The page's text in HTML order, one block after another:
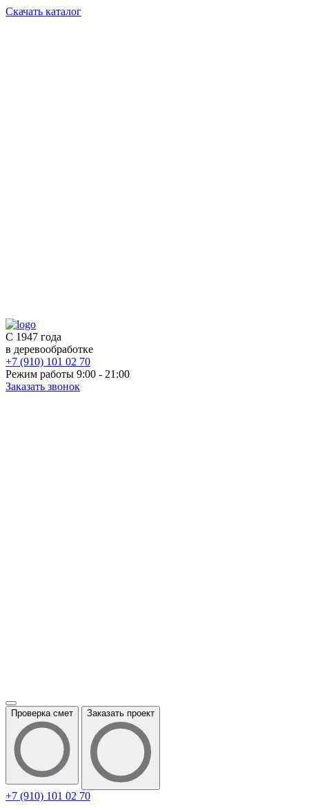
Скачать каталог
С 1947 года
в деревообработке
+7 (910) 101 02 70
Режим работы 9:00 - 21:00
Заказать звонок
Проверка смет Заказать проект
+7 (910) 101 02 70